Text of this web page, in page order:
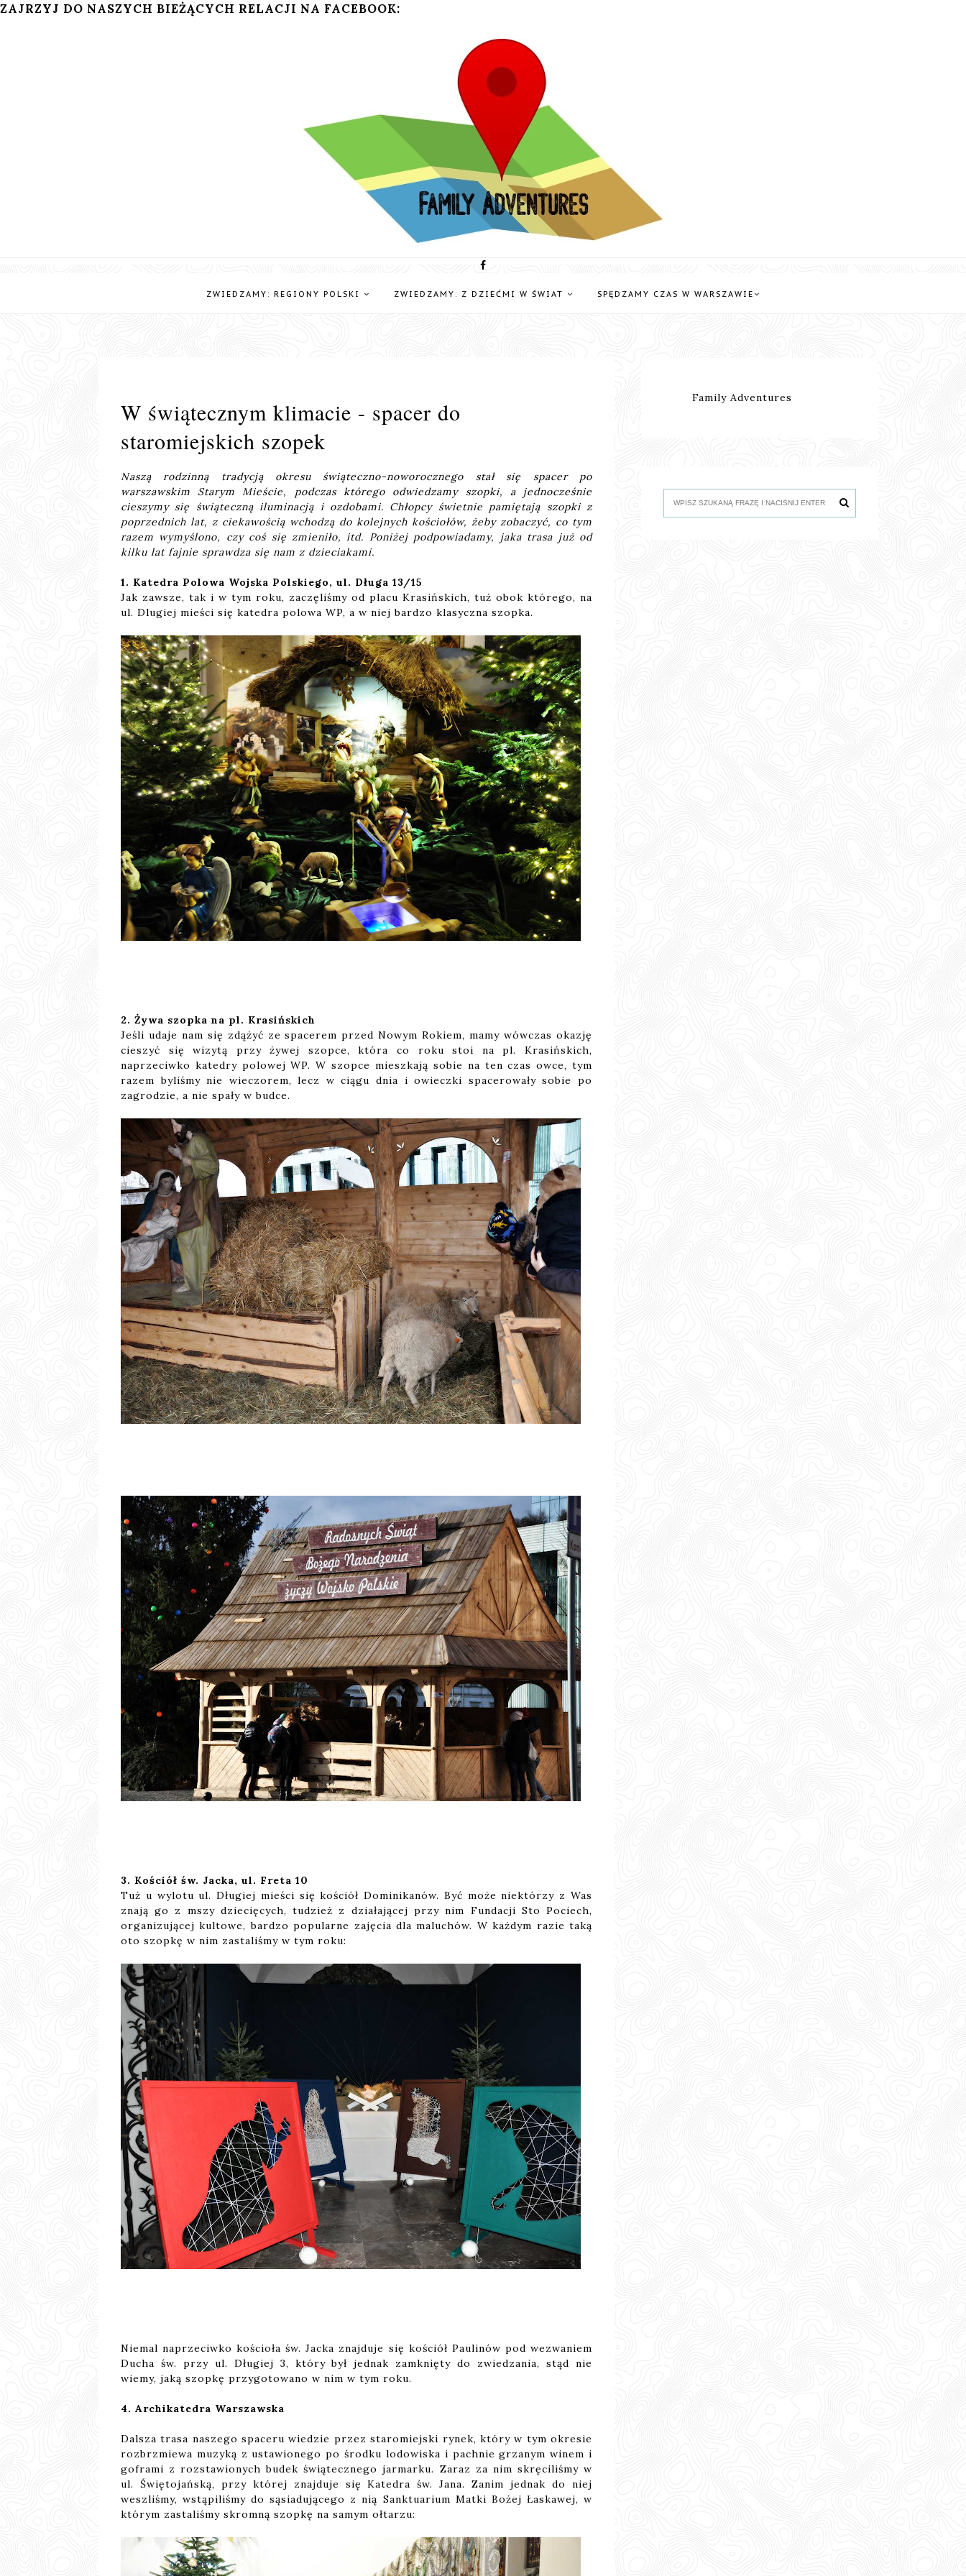
ZAJRZYJ DO NASZYCH BIEŻĄCYCH RELACJI NA FACEBOOK:
ZWIEDZAMY: REGIONY POLSKI ZWIEDZAMY: Z DZIEĆMI W ŚWIAT SPĘDZAMY CZAS W WARSZAWIE
W świątecznym klimacie - spacer do
staromiejskich szopek
Naszą rodzinną tradycją okresu świąteczno-noworocznego stał się spacer po
warszawskim Starym Mieście, podczas którego odwiedzamy szopki, a jednocześnie
cieszymy się świąteczną iluminacją i ozdobami. Chłopcy świetnie pamiętają szopki z
poprzednich lat, z ciekawością wchodzą do kolejnych kościołów, żeby zobaczyć, co tym
razem wymyślono, czy coś się zmieniło, itd. Poniżej podpowiadamy, jaka trasa już od
kilku lat fajnie sprawdza się nam z dzieciakami.
1. Katedra Polowa Wojska Polskiego, ul. Długa 13/15
Jak zawsze, tak i w tym roku, zaczęliśmy od placu Krasińskich, tuż obok którego, na
ul. Dlugiej mieści się katedra polowa WP, a w niej bardzo klasyczna szopka.
2. Żywa szopka na pl. Krasińskich
Jeśli udaje nam się zdążyć ze spacerem przed Nowym Rokiem, mamy wówczas okazję
cieszyć się wizytą przy żywej szopce, która co roku stoi na pl. Krasińskich,
naprzeciwko katedry polowej WP. W szopce mieszkają sobie na ten czas owce, tym
razem byliśmy nie wieczorem, lecz w ciągu dnia i owieczki spacerowały sobie po
zagrodzie, a nie spały w budce.
3. Kościół św. Jacka, ul. Freta 10
Tuż u wylotu ul. Długiej mieści się kościół Dominikanów. Być może niektórzy z Was
znają go z mszy dziecięcych, tudzież z działającej przy nim Fundacji Sto Pociech,
organizującej kultowe, bardzo popularne zajęcia dla maluchów. W każdym razie taką
oto szopkę w nim zastaliśmy w tym roku:
Niemal naprzeciwko kościoła św. Jacka znajduje się kościół Paulinów pod wezwaniem
Ducha św. przy ul. Długiej 3, który był jednak zamknięty do zwiedzania, stąd nie
wiemy, jaką szopkę przygotowano w nim w tym roku.
4. Archikatedra Warszawska
Dalsza trasa naszego spaceru wiedzie przez staromiejski rynek, który w tym okresie
rozbrzmiewa muzyką z ustawionego po środku lodowiska i pachnie grzanym winem i
goframi z rozstawionych budek świątecznego jarmarku. Zaraz za nim skręciliśmy w
ul. Świętojańską, przy której znajduje się Katedra św. Jana. Zanim jednak do niej
weszliśmy, wstąpiliśmy do sąsiadującego z nią Sanktuarium Matki Bożej Łaskawej, w
którym zastaliśmy skromną szopkę na samym ołtarzu:
Family Adventures